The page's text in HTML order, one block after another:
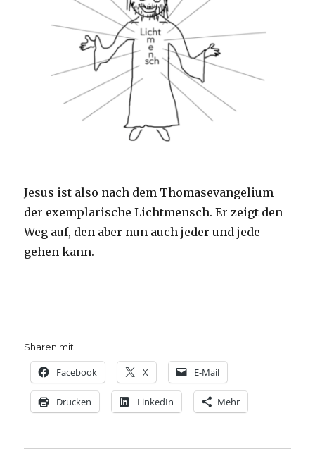
Jesus ist also nach dem Thomasevangelium
der exemplarische Lichtmensch. Er zeigt den
Weg auf, den aber nun auch jeder und jede
gehen kann.
Sharen mit:
Facebook X E-Mail
Drucken LinkedIn Mehr